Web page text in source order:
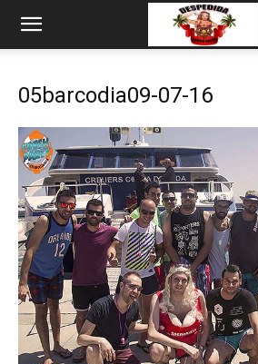
05barcodia09-07-16